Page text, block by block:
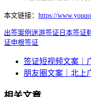
本文链接： https://
出签案例 迷游签证 日本签证
证 申根签证
签证短视频文案｜
朋友圈文案｜北上